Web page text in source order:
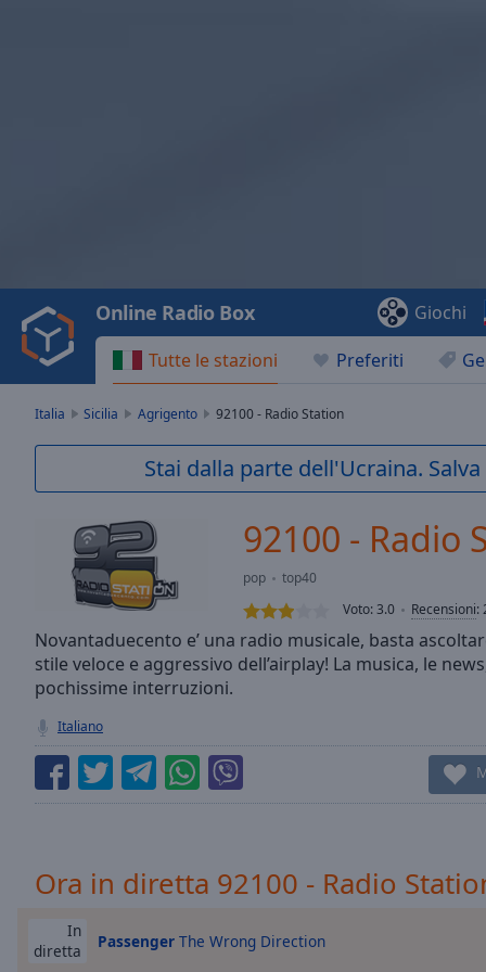
Video
Play
Backward
Skip
Current
-:-
TypeLIVE
Seek to
live,
currently
LIVE
Remaining
Playback
Rate
Tutte le stazioni Preferiti
Online Radio Box Giochi
Italia Sicilia Agrigento 92100 - Radio Station
Stai dalla parte dell'Ucraina.
92100 - Radio
pop
top40
Voto:3.0 Recensioni:
Novantaduecento e’ una radio musicale, basta
stile veloce e aggressivo dell’airplay! La musica, le
pochissime interruzioni.
Italiano
Ora in diretta 92100 - Radio
In
diretta
Passenger The Wrong Direction